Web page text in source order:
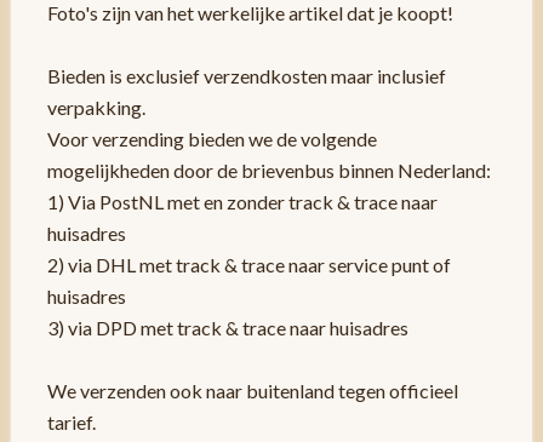
Foto's zijn van het werkelijke artikel dat je koopt!
Bieden is exclusief verzendkosten maar inclusief
verpakking.
Voor verzending bieden we de volgende
mogelijkheden door de brievenbus binnen Nederland:
1) Via PostNL met en zonder track & trace naar
huisadres
2) via DHL met track & trace naar service punt of
huisadres
3) via DPD met track & trace naar huisadres
We verzenden ook naar buitenland tegen officieel
tarief.